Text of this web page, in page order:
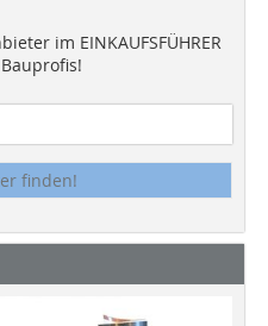
im EINKAUFSFÜHRER
finden!